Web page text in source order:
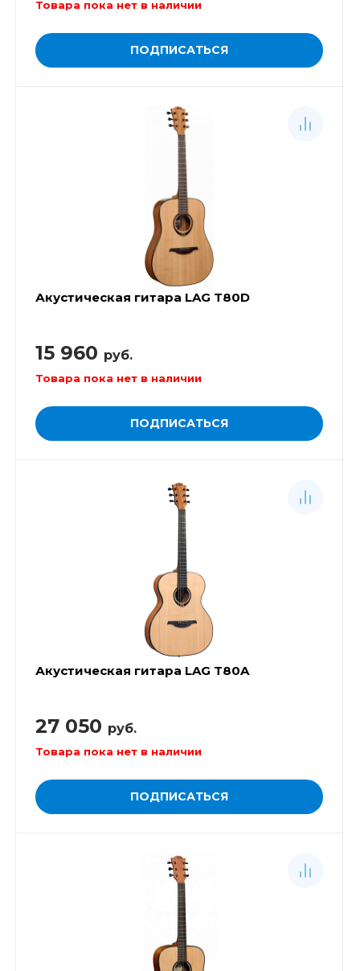
Товара пока нет в наличии
ПОДПИСАТЬСЯ
Акустическая гитара LAG T80D
15 960 руб.
Товара пока нет в наличии
ПОДПИСАТЬСЯ
Акустическая гитара LAG T80A
27 050 руб.
Товара пока нет в наличии
ПОДПИСАТЬСЯ